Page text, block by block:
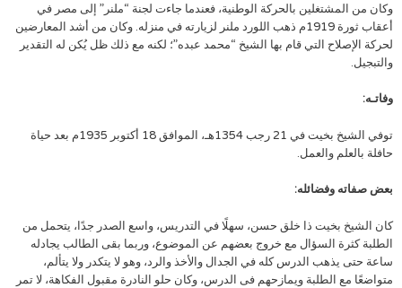
وكان من المشتغلين بالحركة الوطنية، فعندما جاءت لجنة “ملنر” إلى مصر في
أعقاب ثورة 1919م ذهب اللورد ملنر لزيارته في منزله. وكان من أشد المعارضين
لحركة الإصلاح التي قام بها الشيخ “محمد عبده”؛ لكنه مع ذلك ظل يُكن له التقدير
والتبجيل.
وفاتـه:
توفي الشيخ بخيت في 21 رجب 1354هـ، الموافق 18 أكتوبر 1935م بعد حياة
حافلة بالعلم والعمل.
بعض صفاته وفضائله:
كان الشيخ بخيت ذا خلق حسن، سهلًا في التدريس، واسع الصدر جدًا، يتحمل من
الطلبة كثرة السؤال مع خروج بعضهم عن الموضوع، وربما بقى الطالب يجادله
ساعة حتى يذهب الدرس كله في الجدال والأخذ والرد، وهو لا يتكدر ولا يتألم،
متواضعًا مع الطلبة ويمازحهم فى الدرس، وكان حلو النادرة مقبول الفكاهة، لا تمر